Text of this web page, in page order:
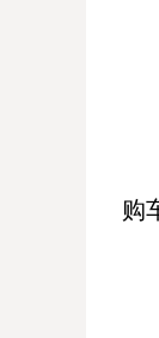
购